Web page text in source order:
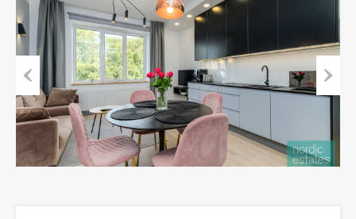
Previous